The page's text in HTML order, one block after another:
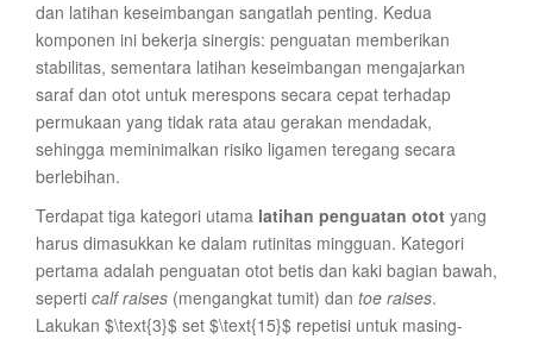
dan latihan keseimbangan sangatlah penting. Kedua
komponen ini bekerja sinergis: penguatan memberikan
stabilitas, sementara latihan keseimbangan mengajarkan
saraf dan otot untuk merespons secara cepat terhadap
permukaan yang tidak rata atau gerakan mendadak,
sehingga meminimalkan risiko ligamen teregang secara
berlebihan.
Terdapat tiga kategori utama latihan penguatan otot yang
harus dimasukkan ke dalam rutinitas mingguan. Kategori
pertama adalah penguatan otot betis dan kaki bagian bawah,
seperti calf raises (mengangkat tumit) dan toe raises.
Lakukan $\text{3}$ set $\text{15}$ repetisi untuk masing-